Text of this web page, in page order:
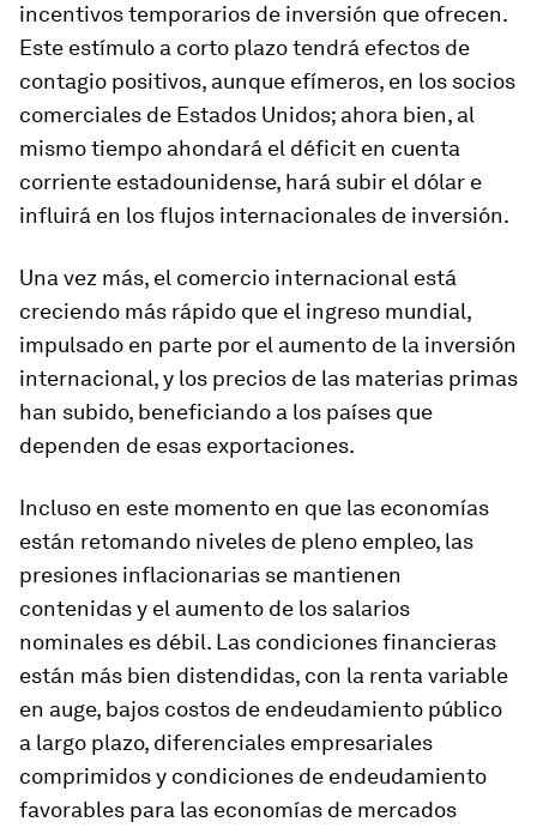
incentivos temporarios de inversión que ofrecen.
Este estímulo a corto plazo tendrá efectos de
contagio positivos, aunque efímeros, en los socios
comerciales de Estados Unidos; ahora bien, al
mismo tiempo ahondará el déficit en cuenta
corriente estadounidense, hará subir el dólar e
influirá en los flujos internacionales de inversión.
Una vez más, el comercio internacional está
creciendo más rápido que el ingreso mundial,
impulsado en parte por el aumento de la inversión
internacional, y los precios de las materias primas
han subido, beneficiando a los países que
dependen de esas exportaciones.
Incluso en este momento en que las economías
están retomando niveles de pleno empleo, las
presiones inflacionarias se mantienen
contenidas y el aumento de los salarios
nominales es débil. Las condiciones financieras
están más bien distendidas, con la renta variable
en auge, bajos costos de endeudamiento público
a largo plazo, diferenciales empresariales
comprimidos y condiciones de endeudamiento
favorables para las economías de mercados